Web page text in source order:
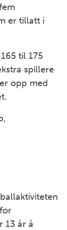
er tillatt i
til 175
spillere
opp med
13 år å